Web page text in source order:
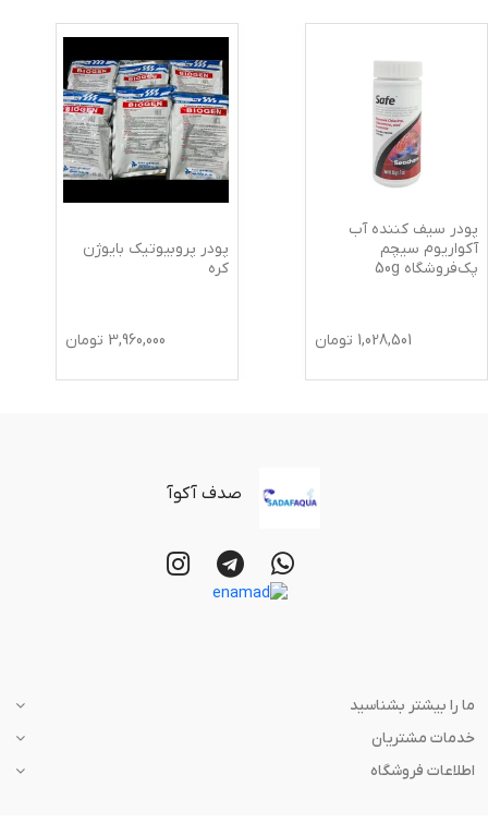
پودر سیف کننده آب
آکواریوم سیچم
پک‌فروشگاه 50g
1,028,501 تومان
پودر پروبیوتیک بایوژن
کره
3,960,000 تومان
صدف آکوآ
ما را بیشتر بشناسید
خدمات مشتریان
اطلاعات فروشگاه